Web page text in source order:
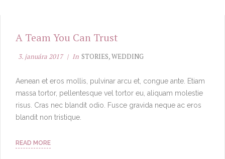
A Team You Can Trust
3. januára 2017 In STORIES,WEDDING
Aenean et eros mollis, pulvinar arcu et, congue ante. Etiam
massa tortor, pellentesque vel tortor eu, aliquam molestie
risus. Cras nec blandit odio. Fusce gravida neque ac eros
blandit non tristique.
READ MORE